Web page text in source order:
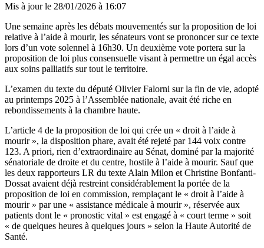
Mis à jour le 28/01/2026 à 16:07
Une semaine après les débats mouvementés sur la proposition de loi
relative à l’aide à mourir, les sénateurs vont se prononcer sur ce texte
lors d’un vote solennel à 16h30. Un deuxième vote portera sur la
proposition de loi plus consensuelle visant à permettre un égal accès
aux soins palliatifs sur tout le territoire.
L’examen du texte du député Olivier Falorni sur la fin de vie, adopté
au printemps 2025 à l’Assemblée nationale, avait été riche en
rebondissements à la chambre haute.
L’article 4 de la proposition de loi qui crée un « droit à l’aide à
mourir », la disposition phare, avait été rejeté par 144 voix contre
123. A priori, rien d’extraordinaire au Sénat, dominé par la majorité
sénatoriale de droite et du centre, hostile à l’aide à mourir. Sauf que
les deux rapporteurs LR du texte Alain Milon et Christine Bonfanti-
Dossat avaient déjà restreint considérablement la portée de la
proposition de loi en commission, remplaçant le « droit à l’aide à
mourir » par une « assistance médicale à mourir », réservée aux
patients dont le « pronostic vital » est engagé à « court terme » soit
« de quelques heures à quelques jours » selon la Haute Autorité de
Santé.